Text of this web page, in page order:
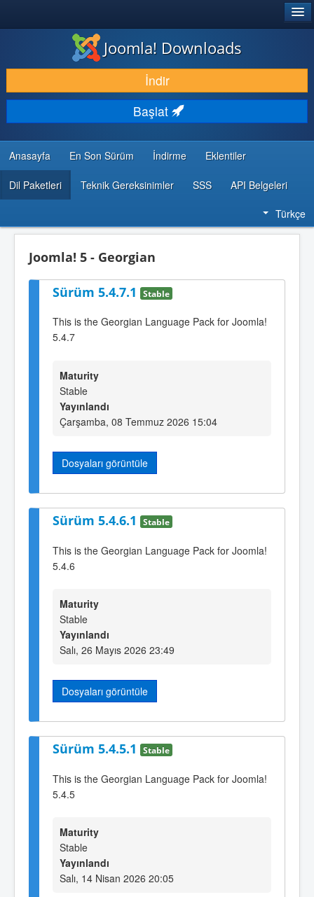
İNDIR & GENIŞLET
KEŞFET & ÖĞREN
TOPLULUK & DESTEK
GELIŞTIRICI KAYNAKLARI
Joomla! Downloads
İndir
Başlat
Anasayfa En Son Sürüm İndirme Eklentiler
Dil Paketleri Teknik Gereksinimler SSS API Belgeleri
Türkçe
Joomla! 5 - Georgian
Sürüm 5.4.7.1 Stable
This is the Georgian Language Pack for Joomla!
5.4.7
Maturity
Stable
Yayınlandı
Çarşamba, 08 Temmuz 2026 15:04
Dosyaları görüntüle
Sürüm 5.4.6.1 Stable
This is the Georgian Language Pack for Joomla!
5.4.6
Maturity
Stable
Yayınlandı
Salı, 26 Mayıs 2026 23:49
Dosyaları görüntüle
Sürüm 5.4.5.1 Stable
This is the Georgian Language Pack for Joomla!
5.4.5
Maturity
Stable
Yayınlandı
Salı, 14 Nisan 2026 20:05